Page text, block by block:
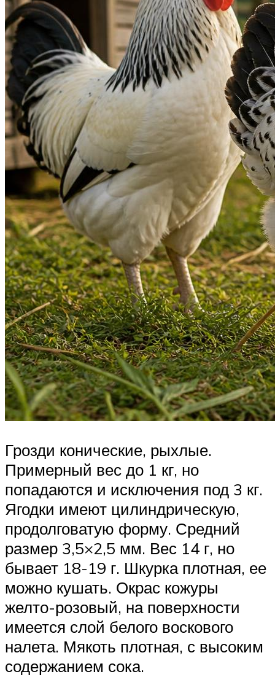
Грозди конические, рыхлые.
Примерный вес до 1 кг, но
попадаются и исключения под 3 кг.
Ягодки имеют цилиндрическую,
продолговатую форму. Средний
размер 3,5×2,5 мм. Вес 14 г, но
бывает 18-19 г. Шкурка плотная, ее
можно кушать. Окрас кожуры
желто-розовый, на поверхности
имеется слой белого воскового
налета. Мякоть плотная, с высоким
содержанием сока.